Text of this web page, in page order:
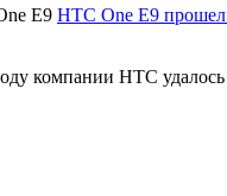
HTC One E9
компании НТС удалось